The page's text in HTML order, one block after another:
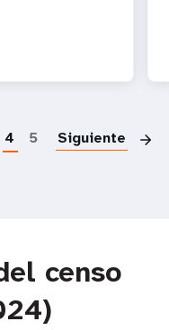
4 5 Siguiente
censo